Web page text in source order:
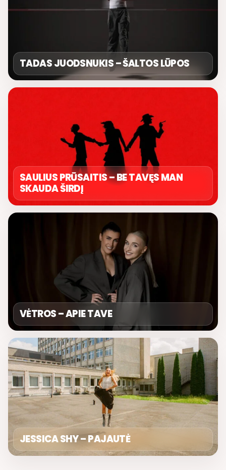
TADAS JUODSNUKIS – ŠALTOS LŪPOS
SAULIUS PRŪSAITIS – BE TAVĘS MAN
SKAUDA ŠIRDĮ
VĖTROS – APIE TAVE
JESSICA SHY – PAJAUTĖ